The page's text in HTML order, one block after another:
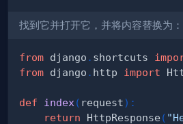
找到它并打开它，并将内容替换为：
from django . shortcuts
from django . http import
def index ( request) :
return HttpResponse (